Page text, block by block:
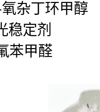
杂丁环甲醇
稳定剂
苯甲醛